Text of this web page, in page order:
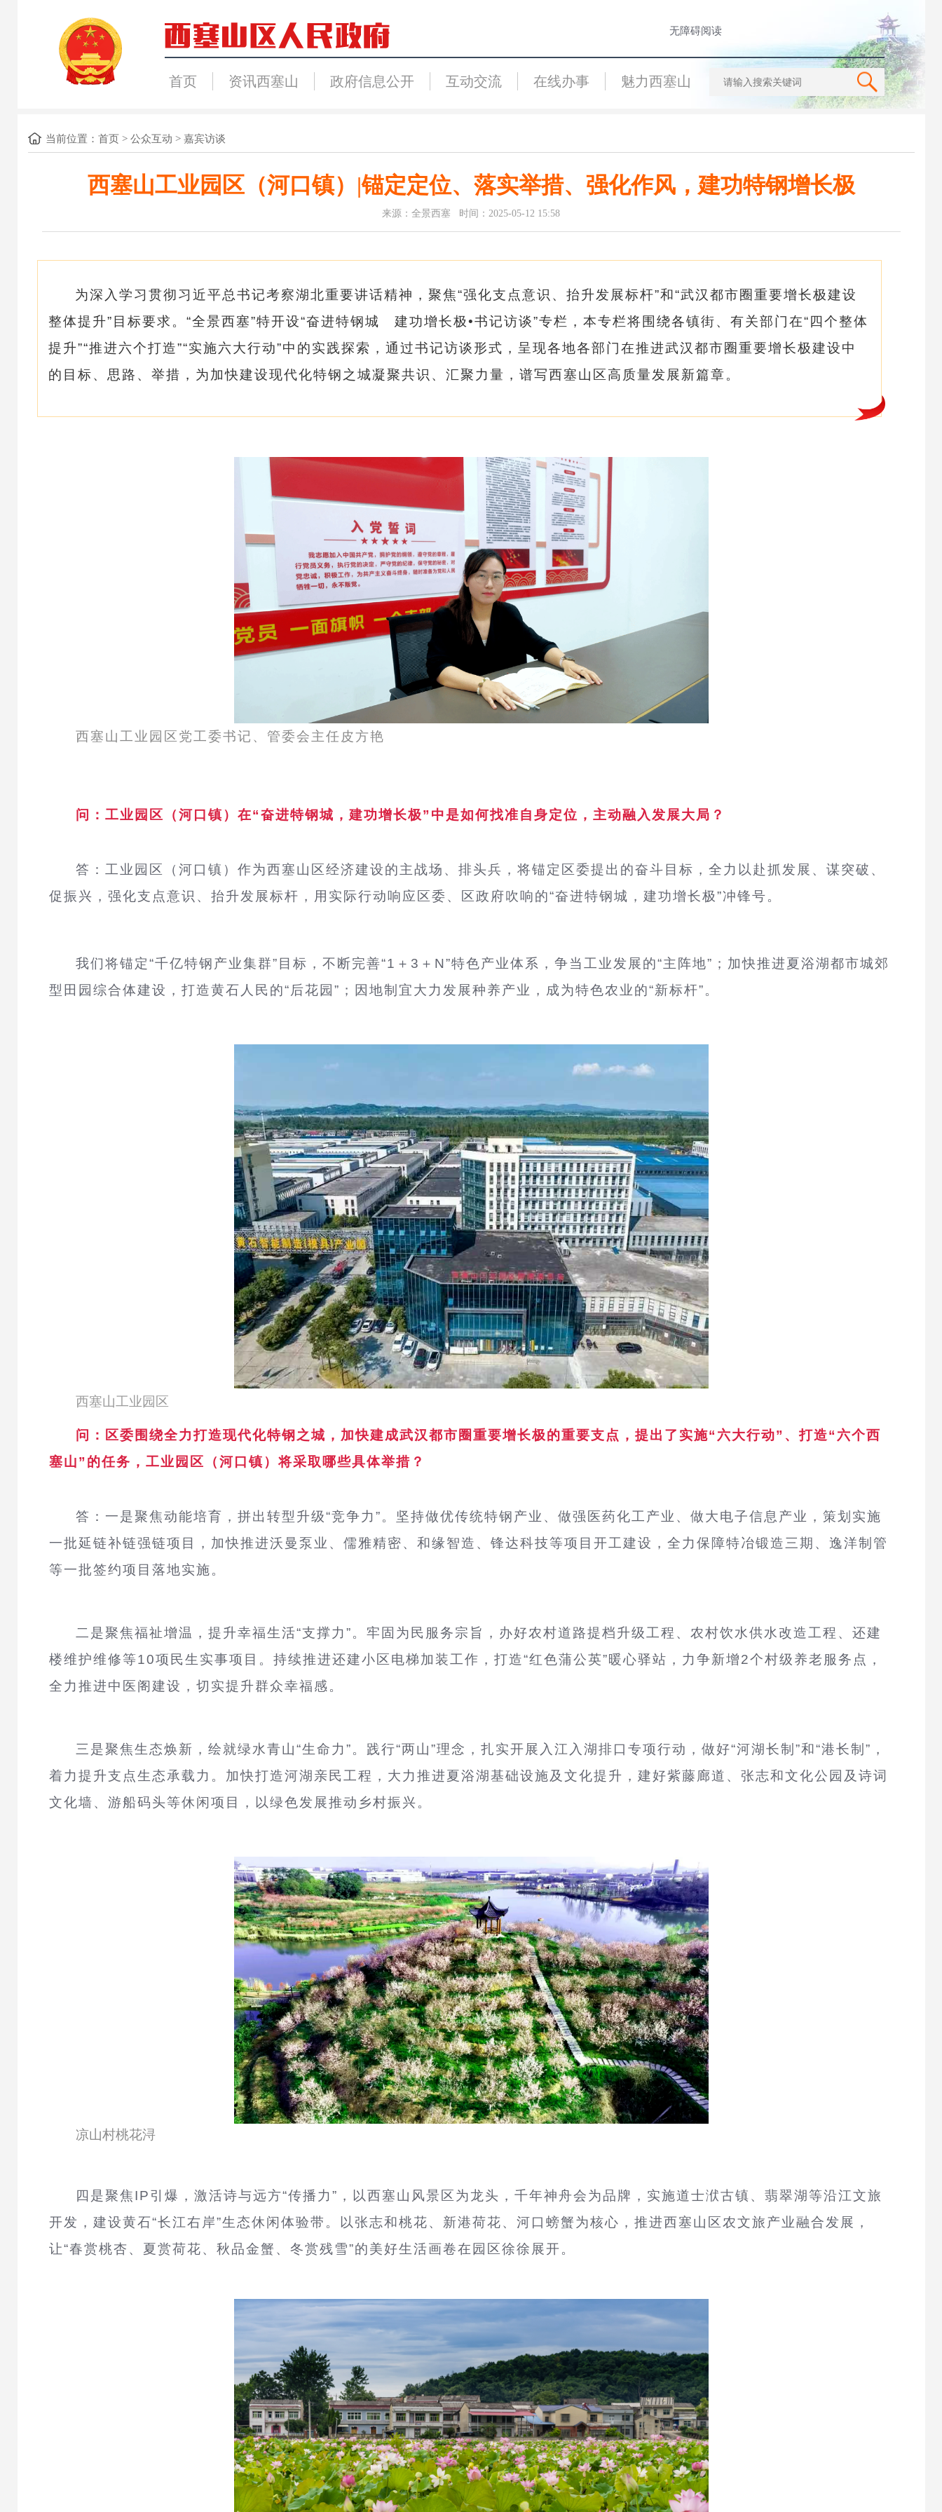
无障碍阅读
首页 资讯西塞山 政府信息公开 互动交流 在线办事 魅力西塞山
当前位置： 首页> 公众互动 > 嘉宾访谈
西塞山工业园区（河口镇）|锚定定位、落实举措、强化作风，建功特钢增长极
来源：全景西塞 时间：2025-05-12 15:58
为深入学习贯彻习近平总书记考察湖北重要讲话精神，聚焦“强化支点意识、抬升发展标杆”和“武汉都市圈重要增长极建设
整体提升”目标要求。“全景西塞”特开设“奋进特钢城 建功增长极•书记访谈”专栏，本专栏将围绕各镇街、有关部门在“四个整体
提升”“推进六个打造”“实施六大行动”中的实践探索，通过书记访谈形式，呈现各地各部门在推进武汉都市圈重要增长极建设中
的目标、思路、举措，为加快建设现代化特钢之城凝聚共识、汇聚力量，谱写西塞山区高质量发展新篇章。
西塞山工业园区党工委书记、管委会主任皮方艳
问：工业园区（河口镇）在“奋进特钢城，建功增长极”中是如何找准自身定位，主动融入发展大局？
答： 工业园区（河口镇）作为西塞山区经济建设的主战场、排头兵，将锚定区委提出的奋斗目标，全力以赴抓发展、谋突破、
促振兴，强化支点意识、抬升发展标杆，用实际行动响应区委、区政府吹响的“奋进特钢城，建功增长极”冲锋号。
我们将锚定“千亿特钢产业集群”目标，不断完善“1＋3＋N”特色产业体系，争当工业发展的“主阵地”；加快推进夏浴湖都市城郊
型田园综合体建设，打造黄石人民的“后花园”；因地制宜大力发展种养产业，成为特色农业的“新标杆”。
西塞山工业园区
问：区委围绕全力打造现代化特钢之城，加快建成武汉都市圈重要增长极的重要支点，提出了实施“六大行动”、打造“六个西
塞山”的任务，工业园区（河口镇）将采取哪些具体举措？
答： 一是聚焦动能培育，拼出转型升级“竞争力”。坚持做优传统特钢产业、做强医药化工产业、做大电子信息产业，策划实施
一批延链补链强链项目，加快推进沃曼泵业、儒雅精密、和缘智造、锋达科技等项目开工建设，全力保障特冶锻造三期、逸洋制管
等一批签约项目落地实施。
二是聚焦福祉增温，提升幸福生活“支撑力”。牢固为民服务宗旨，办好农村道路提档升级工程、农村饮水供水改造工程、还建
楼维护维修等10项民生实事项目。持续推进还建小区电梯加装工作，打造“红色蒲公英”暖心驿站，力争新增2个村级养老服务点，
全力推进中医阁建设，切实提升群众幸福感。
三是聚焦生态焕新，绘就绿水青山“生命力”。践行“两山”理念，扎实开展入江入湖排口专项行动，做好“河湖长制”和“港长制”，
着力提升支点生态承载力。加快打造河湖亲民工程，大力推进夏浴湖基础设施及文化提升，建好紫藤廊道、张志和文化公园及诗词
文化墙、游船码头等休闲项目，以绿色发展推动乡村振兴。
凉山村桃花浔
四是聚焦IP引爆，激活诗与远方“传播力”，以西塞山风景区为龙头，千年神舟会为品牌，实施道士洑古镇、翡翠湖等沿江文旅
开发，建设黄石“长江右岸”生态休闲体验带。以张志和桃花、新港荷花、河口螃蟹为核心，推进西塞山区农文旅产业融合发展，
让“春赏桃杏、夏赏荷花、秋品金蟹、冬赏残雪”的美好生活画卷在园区徐徐展开。